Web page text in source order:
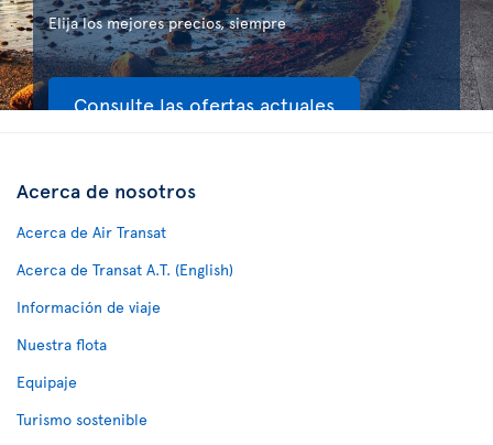
Elija los mejores precios, siempre
Consulte las ofertas actuales
Acerca de nosotros
Acerca de Air Transat
Acerca de Transat A.T. (English)
Información de viaje
Nuestra flota
Equipaje
Turismo sostenible